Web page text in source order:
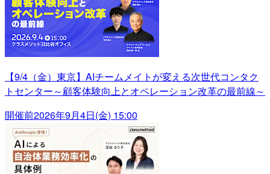
【9/4（金）東京】AIチームメイトが変える次世代コンタク
トセンター～顧客体験向上とオペレーション改革の最前線～
開催前2026年9月4日(金) 15:00